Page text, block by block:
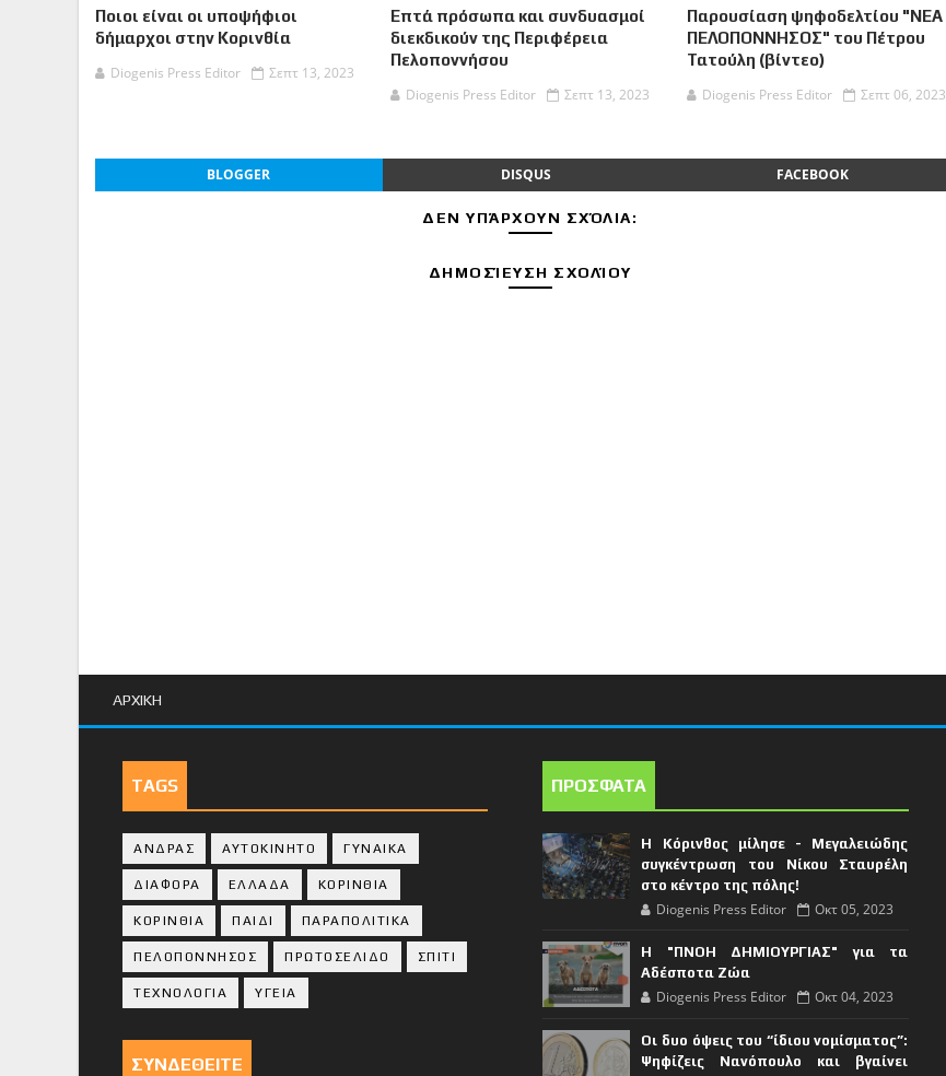
Ποιοι είναι οι υποψήφιοι
δήμαρχοι στην Κορινθία
Diogenis Press Editor
Σεπτ 13, 2023
Επτά πρόσωπα και συνδυασμοί
διεκδικούν της Περιφέρεια
Πελοποννήσου
Diogenis Press Editor
Σεπτ 13, 2023
Παρουσίαση ψηφοδελτίου "ΝΕΑ
ΠΕΛΟΠΟΝΝΗΣΟΣ" του Πέτρου
Τατούλη (βίντεο)
Diogenis Press Editor
Σεπτ 06, 2023
BLOGGER DISQUS FACEBOOK
ΔΕΝ ΥΠΆΡΧΟΥΝ ΣΧΌΛΙΑ:
ΔΗΜΟΣΊΕΥΣΗ ΣΧΟΛΊΟΥ
ΑΡΧΙΚΗ
TAGS
ΑΝΔΡΑΣ ΑΥΤΟΚΙΝΗΤΟ ΓΥΝΑΙΚΑ
ΔΙΑΦΟΡΑ ΕΛΛΑΔΑ ΚΟΡΙΝΘΙΑ
ΚΟΡΙΝΘΙA ΠΑΙΔΙ ΠΑΡΑΠΟΛΙΤΙΚΑ
ΠΕΛΟΠΟΝΝΗΣΟΣ ΠΡΩΤΟΣΕΛΙΔΟ ΣΠΙΤΙ
ΤΕΧΝΟΛΟΓΙΑ ΥΓΕΙΑ
ΣΥΝΔΕΘΕΙΤΕ
ΠΡΟΣΦΑΤΑ
Η Κόρινθος μίλησε - Μεγαλειώδης
συγκέντρωση του Νίκου Σταυρέλη
στο κέντρο της πόλης!
Diogenis Press Editor Οκτ 05, 2023
Η "ΠΝΟΗ ΔΗΜΙΟΥΡΓΙΑΣ" για τα
Αδέσποτα Ζώα
Diogenis Press Editor Οκτ 04, 2023
Οι δυο όψεις του “ίδιου νομίσματος”:
Ψηφίζεις Νανόπουλο και βγαίνει